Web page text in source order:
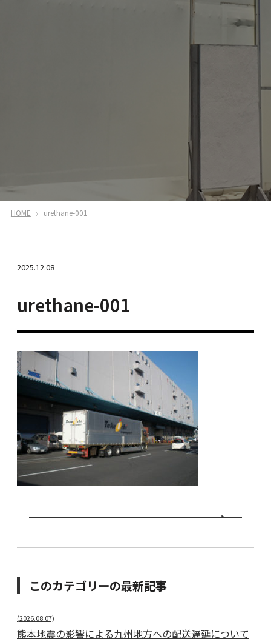
HOME urethane-001
2025.12.08
urethane-001
このカテゴリーの最新記事
(2026.08.07)
熊本地震の影響による九州地方への配送遅延について